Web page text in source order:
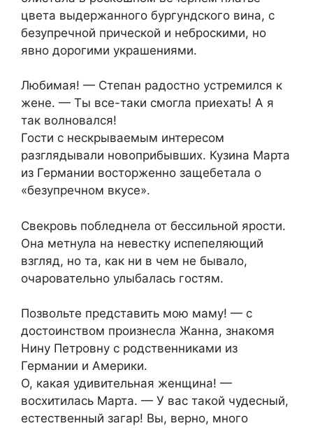
цвета выдержанного бургундского вина, с
безупречной прической и неброскими, но
явно дорогими украшениями.
Любимая! — Степан радостно устремился к
жене. — Ты все-таки смогла приехать! А я
так волновался!
Гости с нескрываемым интересом
разглядывали новоприбывших. Кузина Марта
из Германии восторженно защебетала о
«безупречном вкусе».
Свекровь побледнела от бессильной ярости.
Она метнула на невестку испепеляющий
взгляд, но та, как ни в чем не бывало,
очаровательно улыбалась гостям.
Позвольте представить мою маму! — с
достоинством произнесла Жанна, знакомя
Нину Петровну с родственниками из
Германии и Америки.
О, какая удивительная женщина! —
восхитилась Марта. — У вас такой чудесный,
естественный загар! Вы, верно, много